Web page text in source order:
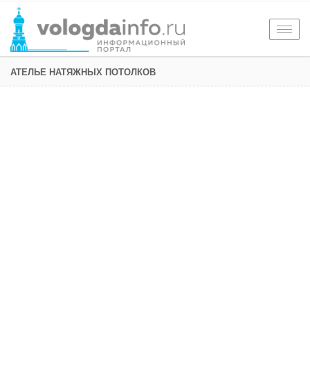
АТЕЛЬЕ НАТЯЖНЫХ ПОТОЛКОВ